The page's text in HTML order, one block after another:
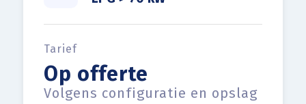
Tarief
Op offerte
Volgens configuratie en opslag